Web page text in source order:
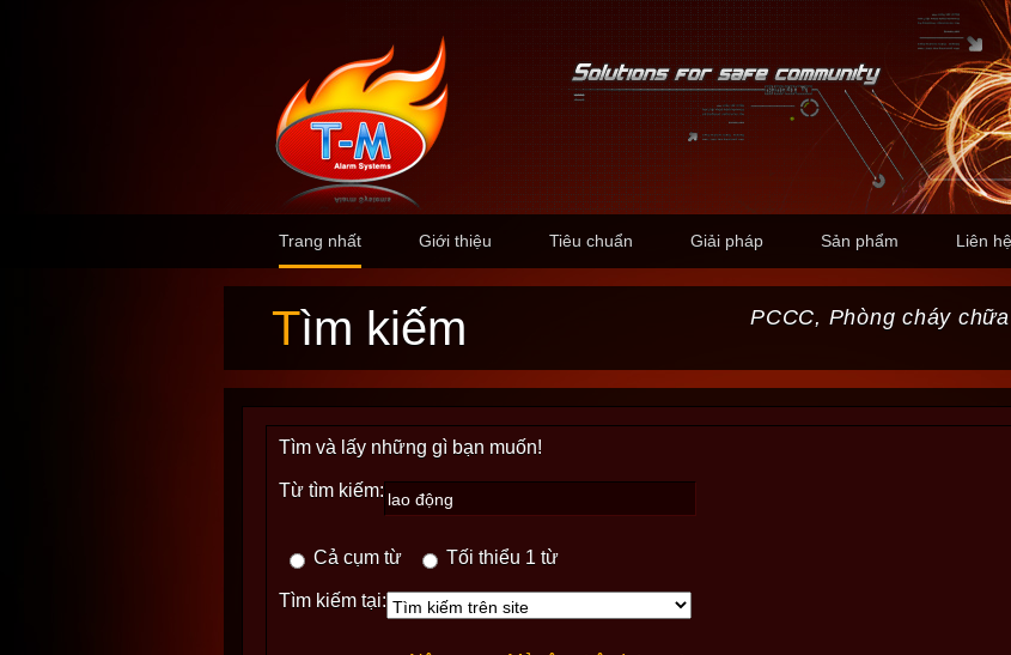
Trang nhất Giới thiệu Tiêu chuẩn Giải pháp Sản phẩm Liên hệ
Tìm kiếm PCCC, Phòng cháy
Tìm và lấy những gì bạn muốn!
Từ tìm kiếm:
Cả cụm từ Tối thiểu 1 từ
Tìm kiếm tại: